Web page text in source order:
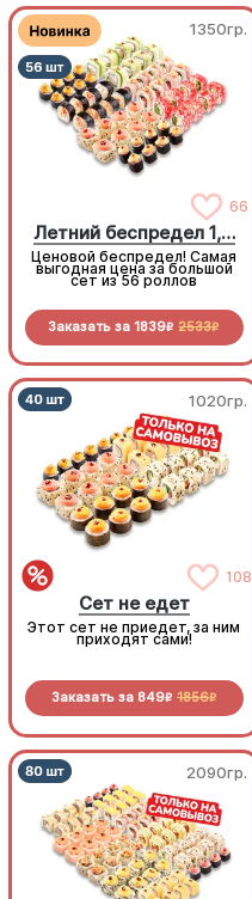
1350гр.
66
Летний беспредел 1,5 кг
Ценовой беспредел! Самая
выгодная цена за большой
сет из 56 роллов
Заказать за 1839R 2533R
1020гр.
108
Сет не едет
Этот сет не приедет, за ним
приходят сами!
Заказать за 849R 1856R
2090гр.